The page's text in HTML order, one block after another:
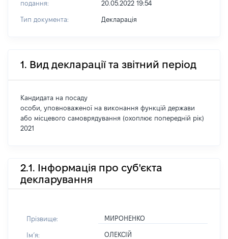
подання:
20.05.2022 19:54
Тип документа: Декларація
1. Вид декларації та звітний період
Кандидата на посаду
особи, уповноваженої на виконання функцій держави
або місцевого самоврядування (охоплює попередній рік)
2021
2.1. Інформація про суб'єкта
декларування
Прізвище: МИРОНЕНКО
Імʼя: ОЛЕКСІЙ